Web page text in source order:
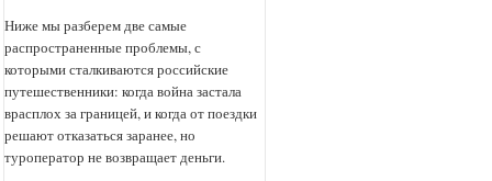
Ниже мы разберем две самые
распространенные проблемы, с
которыми сталкиваются российские
путешественники: когда война застала
врасплох за границей, и когда от поездки
решают отказаться заранее, но
туроператор не возвращает деньги.